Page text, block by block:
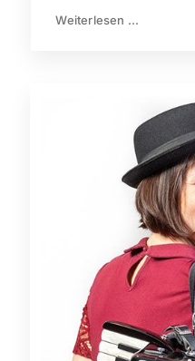
Weiterlesen ...